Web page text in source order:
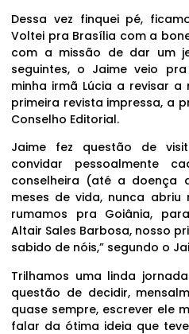
Dessa vez finquei pé,
Voltei pra Brasília com a
com a missão de dar um
seguintes, o Jaime veio
minha irmã Lúcia a revisar a
primeira revista impressa, a
Conselho Editorial.
Jaime fez questão de
convidar pessoalmente
conselheira (até a doença
meses de vida, nunca
rumamos pra Goiânia,
Altair Sales Barbosa, nosso
sabido de nóis,” segundo o
Trilhamos uma linda
questão de decidir,
quase sempre, escrever ele
falar da ótima ideia que